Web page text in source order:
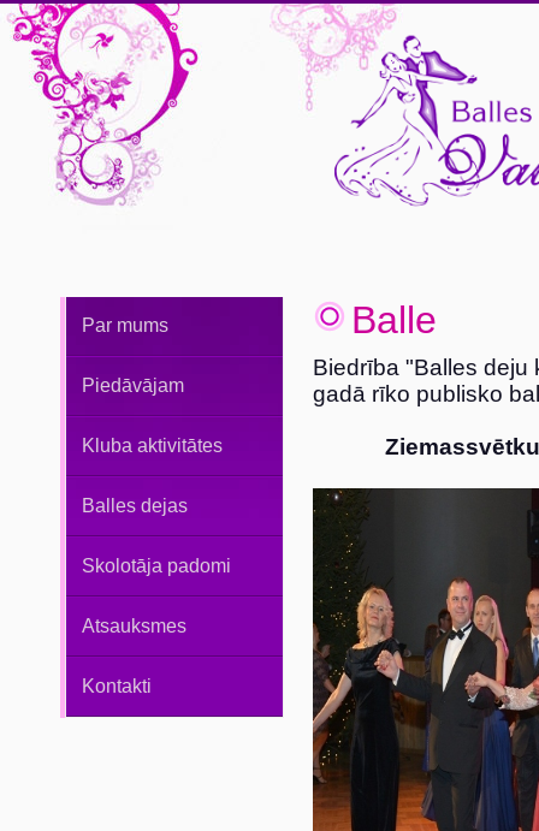
Par mums
Piedāvājam
Kluba aktivitātes
Balles dejas
Skolotāja padomi
Atsauksmes
Kontakti
Balle
Biedrība "Balles deju
gadā rīko publisko